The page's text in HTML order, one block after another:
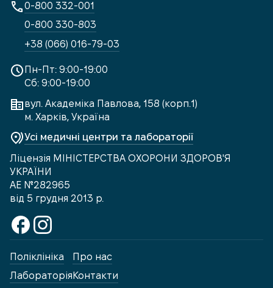
Пн-Пт: 9:00-19:00
Сб: 9:00-19:00
вул. Академіка Павлова, 158 (корп.1)
м. Харків, Україна
Усі медичні центри та лабораторії
Ліцензія МІНІСТЕРСТВА ОХОРОНИ ЗДОРОВ'Я
УКРАЇНИ
АЕ №282965
від 5 грудня 2013 р.
0-800 332-001
0-800 330-803
+38 (066) 016-79-03
Поліклініка
Лабораторія
Про нас
Контакти